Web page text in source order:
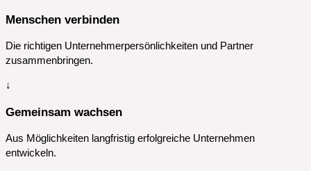
Menschen verbinden
Die richtigen Unternehmerpersönlichkeiten und Partner
zusammenbringen.
↓
Gemeinsam wachsen
Aus Möglichkeiten langfristig erfolgreiche Unternehmen
entwickeln.